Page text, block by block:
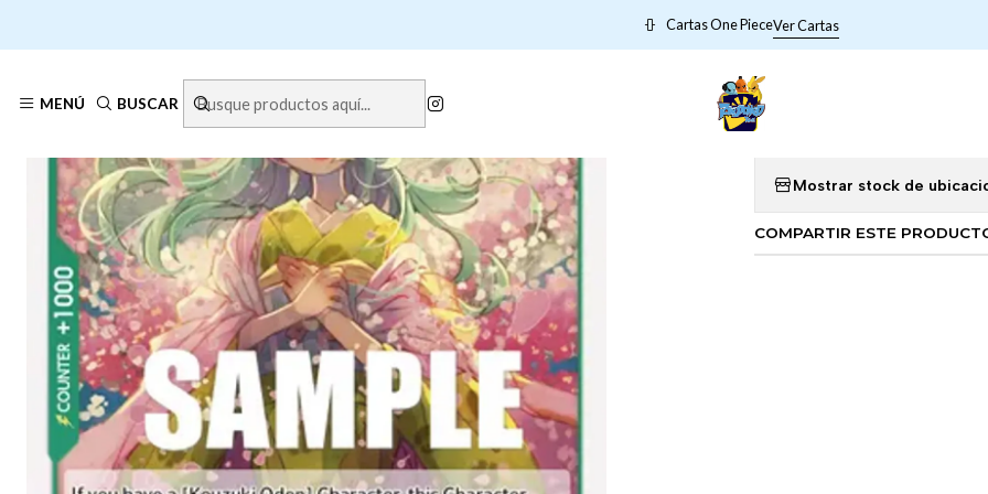
MENÚ BUSCAR
Cartas One PieceVer Cartas
002031 OP02-031 Kouzuki Toki
|
002031
Mostrar stock de
COMPARTIR ESTE